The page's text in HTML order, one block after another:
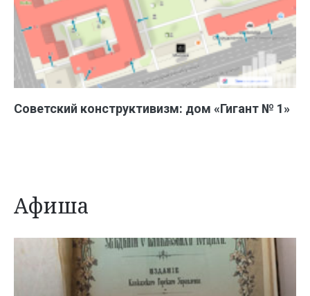
Советский конструктивизм: дом «Гигант № 1»
Афиша